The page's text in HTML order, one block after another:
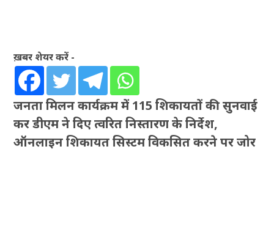
ख़बर शेयर करें -
जनता मिलन कार्यक्रम में 115 शिकायतों की सुनवाई
कर डीएम ने दिए त्वरित निस्तारण के निर्देश,
ऑनलाइन शिकायत सिस्टम विकसित करने पर जोर